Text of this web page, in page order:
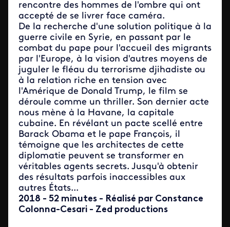
rencontre des hommes de l'ombre qui ont
accepté de se livrer face caméra.
De la recherche d'une solution politique à la
guerre civile en Syrie, en passant par le
combat du pape pour l'accueil des migrants
par l'Europe, à la vision d'autres moyens de
juguler le fléau du terrorisme djihadiste ou
à la relation riche en tension avec
l'Amérique de Donald Trump, le film se
déroule comme un thriller. Son dernier acte
nous mène à la Havane, la capitale
cubaine. En révélant un pacte scellé entre
Barack Obama et le pape François, il
témoigne que les architectes de cette
diplomatie peuvent se transformer en
véritables agents secrets. Jusqu'à obtenir
des résultats parfois inaccessibles aux
autres États...
2018 - 52 minutes - Réalisé par Constance
Colonna-Cesari - Zed productions